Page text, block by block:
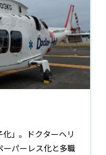
」。ドクターヘリ
ーパーレス化と多職